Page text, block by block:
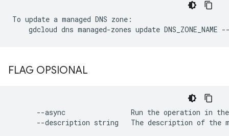
To update a managed DNS zone:
FLAG OPSIONAL
--async                Run the operation in